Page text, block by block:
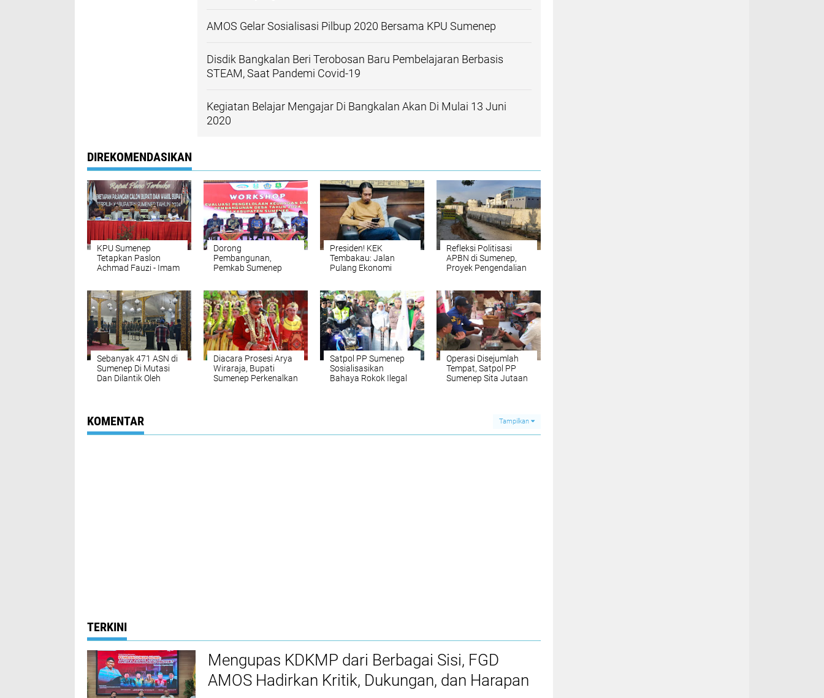
AMOS Gelar Sosialisasi Pilbup 2020 Bersama KPU Sumenep
Disdik Bangkalan Beri Terobosan Baru Pembelajaran Berbasis
STEAM, Saat Pandemi Covid-19
Kegiatan Belajar Mengajar Di Bangkalan Akan Di Mulai 13 Juni
2020
DIREKOMENDASIKAN
KPU Sumenep
Tetapkan Paslon
Achmad Fauzi - Imam
Dorong
Pembangunan,
Pemkab Sumenep
Presiden! KEK
Tembakau: Jalan
Pulang Ekonomi
Refleksi Politisasi
APBN di Sumenep,
Proyek Pengendalian
Sebanyak 471 ASN di
Sumenep Di Mutasi
Dan Dilantik Oleh
Diacara Prosesi Arya
Wiraraja, Bupati
Sumenep Perkenalkan
Satpol PP Sumenep
Sosialisasikan
Bahaya Rokok Ilegal
Operasi Disejumlah
Tempat, Satpol PP
Sumenep Sita Jutaan
KOMENTAR Tampilkan
TERKINI
Mengupas KDKMP dari Berbagai Sisi, FGD
AMOS Hadirkan Kritik, Dukungan, dan Harapan